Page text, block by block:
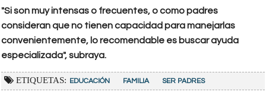
"Si son muy intensas o frecuentes, o como padres
consideran que no tienen capacidad para manejarlas
convenientemente, lo recomendable es buscar ayuda
especializada", subraya.
ETIQUETAS: EDUCACIÓN FAMILIA SER PADRES